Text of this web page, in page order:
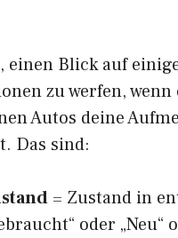
einen Blick auf
zu werfen, wenn
Autos deine
Das sind:
= Zustand in
oder „Neu“